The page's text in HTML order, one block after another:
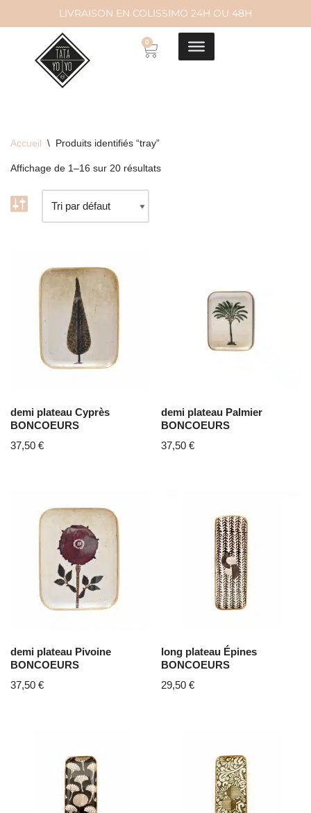
contenu
LIVRAISON EN COLISSIMO 24H OU 48H
0
Accueil \ Produits identifiés “tray”
Affichage de 1–16 sur 20 résultats
demi plateau Cyprès
BONCOEURS
37,50 €
demi plateau Palmier
BONCOEURS
37,50€
demi plateau Pivoine
BONCOEURS
37,50 €
long plateau Épines
BONCOEURS
29,50€